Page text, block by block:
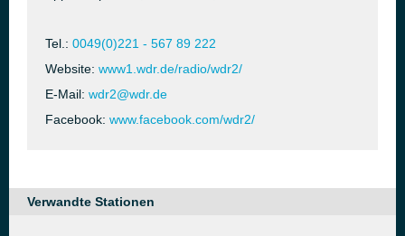
Tel.: 0049(0)221 - 567 89 222
Website: www1.wdr.de/radio/wdr2/
E-Mail: wdr2@wdr.de
Facebook: www.facebook.com/wdr2/
Verwandte Stationen